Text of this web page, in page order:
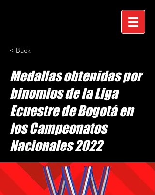
< Back
Medallas obtenidas por
binomios de la Liga
Ecuestre de Bogotá en
los Campeonatos
Nacionales 2022